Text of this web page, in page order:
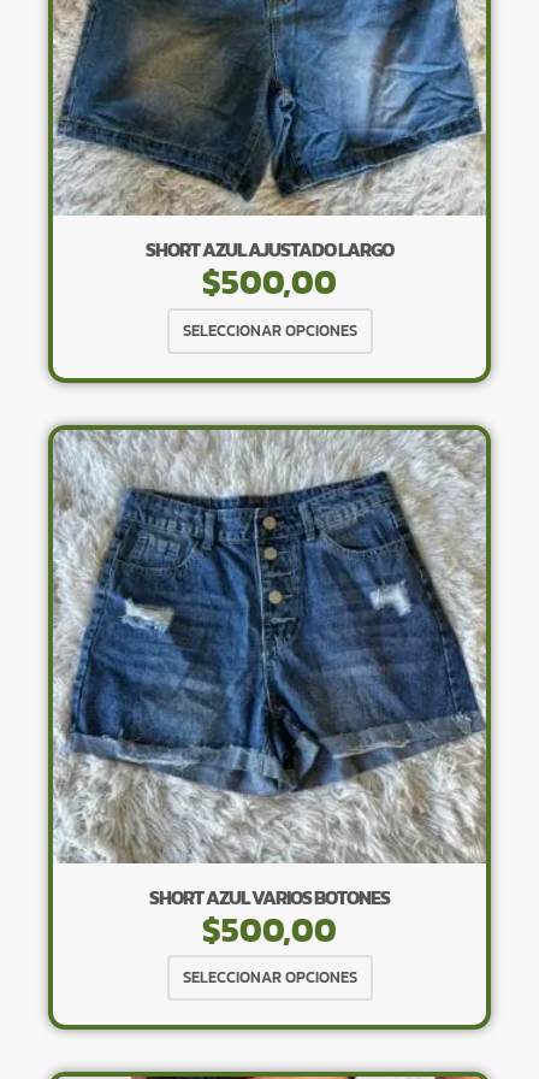
página
de
producto
SHORT AZUL AJUSTADO LARGO
$500,00
SELECCIONAR OPCIONES
producto
tiene
variantes.
Las
opciones
se
pueden
elegir
en
la
página
de
producto
SHORT AZUL VARIOS BOTONES
$500,00
SELECCIONAR OPCIONES
producto
tiene